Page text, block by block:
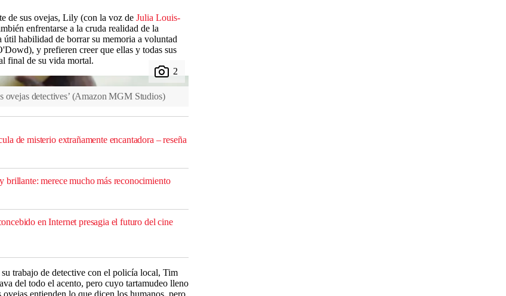
de sus ovejas, Lily (con la voz de Julia Louis-
enfrentarse a la cruda realidad de la
útil habilidad de borrar su memoria a voluntad
y prefieren creer que ellas y todas sus
final de su vida mortal.
ovejas detectives’ (Amazon MGM Studios)
de misterio extrañamente encantadora – reseña
brillante: merece mucho más reconocimiento
en Internet presagia el futuro del cine
trabajo de detective con el policía local, Tim
del todo el acento, pero cuyo tartamudeo lleno
entienden lo que dicen los humanos, pero